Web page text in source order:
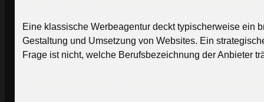
Eine klassische Werbeagentur deckt typischerweise ein
Gestaltung und Umsetzung von Websites. Ein
Frage ist nicht, welche Berufsbezeichnung der Anbieter